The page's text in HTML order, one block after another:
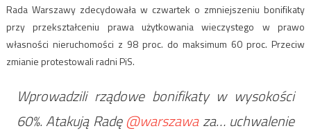
Rada Warszawy zdecydowała w czwartek o zmniejszeniu bonifikaty
przy przekształceniu prawa użytkowania wieczystego w prawo
własności nieruchomości z 98 proc. do maksimum 60 proc. Przeciw
zmianie protestowali radni PiS.
Wprowadzili rządowe bonifikaty w wysokości
60%. Atakują Radę@warszawaza… uchwalenie